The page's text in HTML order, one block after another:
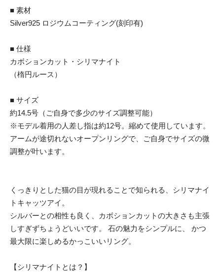
■ 素材
Silver925 ロジウムコーティング(刻印有)
■ 仕様
カボションカット・シリマナイト
（楕円ルース）
■ サイズ
約14.5号（ご自身で多少のサイズ調整可能）
※モデル着用の人差し指は約12号。縮めて使用しています。
アームが途切れないオープンリングで、ご自身でサイズの微
調整が叶います。
くっきりとした猫の目が現れることで知られる、シリマナイ
トキャッツアイ。
シルバーとの相性も良く、カボションカットの大きさも主張
しすぎずちょうどいいです。 石の魅力をシンプルに、 かつ
最大限に楽しめるかっこいいリング。
【シリマナイトとは？】